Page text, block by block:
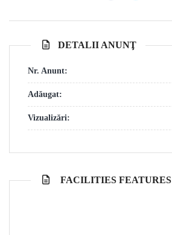
DETALII ANUNŢ
Nr. Anunt:
Adăugat:
Vizualizări:
FACILITIES FEATURES